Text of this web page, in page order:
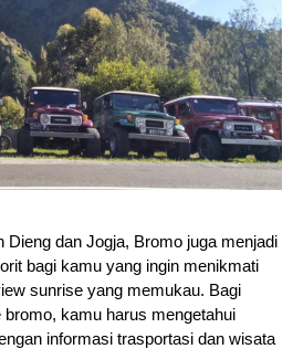
Dieng dan Jogja, Bromo juga menjadi
bagi kamu yang ingin menikmati
sunrise yang memukau. Bagi
kamu harus mengetahui
informasi trasportasi dan wisata